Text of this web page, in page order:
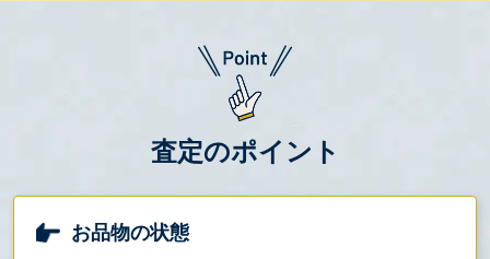
査定のポイント
お品物の状態